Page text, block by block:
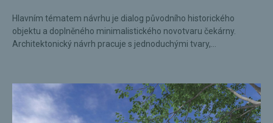
Hlavním tématem návrhu je dialog původního historického
objektu a doplněného minimalistického novotvaru čekárny.
Architektonický návrh pracuje s jednoduchými tvary,...